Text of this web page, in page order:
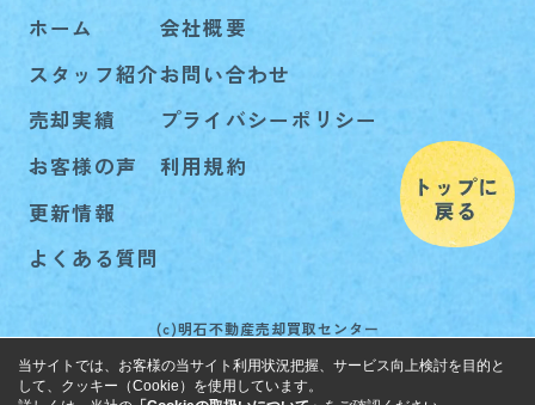
ホーム
スタッフ紹介
売却実績
お客様の声
更新情報
よくある質問
会社概要
お問い合わせ
プライバシーポリシー
利用規約
(c)明石不動産売却買取センター
当サイトでは、お客様の当サイト利用状況把握、サービス向上検討を目的と
して、クッキー（Cookie）を使用しています。